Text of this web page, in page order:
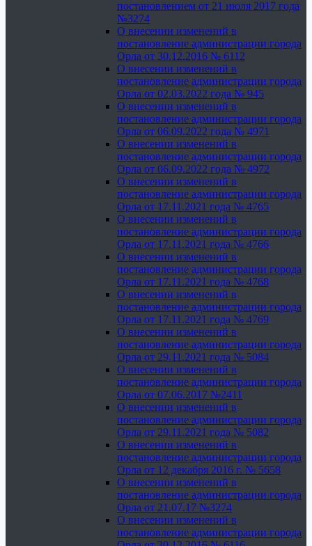
постановлением от 21 июля 2017 года
№3274
О внесении изменений в
постановление администрации города
Орла от 30.12.2016 № 6112
О внесении изменений в
постановление администрации города
Орла от 02.03.2022 года № 945
О внесении изменений в
постановление администрации города
Орла от 06.09.2022 года № 4971
О внесении изменений в
постановление администрации города
Орла от 06.09.2022 года № 4972
О внесении изменений в
постановление администрации города
Орла от 17.11.2021 года № 4765
О внесении изменений в
постановление администрации города
Орла от 17.11.2021 года № 4766
О внесении изменений в
постановление администрации города
Орла от 17.11.2021 года № 4768
О внесении изменений в
постановление администрации города
Орла от 17.11.2021 года № 4769
О внесении изменений в
постановление администрации города
Орла от 29.11.2021 года № 5084
О внесении изменений в
постановление администрации города
Орла от 07.06.2017 №2411
О внесении изменений в
постановление администрации города
Орла от 29.11.2021 года № 5082
О внесении изменений в
постановление администрации города
Орла от 12 декабря 2016 г. № 5658
О внесении изменений в
постановление администрации города
Орла от 21.07.17 №3274
О внесении изменений в
постановление администрации города